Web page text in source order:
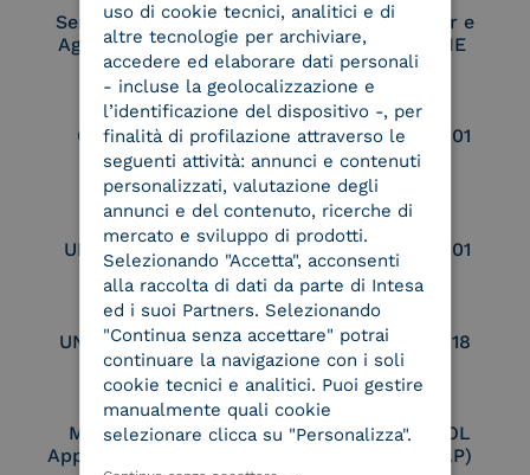
Service Provider e
Aggregatore SPID
Service Provider e
Aggregatore CIE
Conservatore
qualificato
UNI EN ISO 37001
UNI EN ISO 9001 UNI EN ISO 27001
UNI EN ISO 27017 UNI EN ISO 27018
Membro Adobe
Approved Trust List
Certified PEPPOL
Access Point (AP)
uso di cookie tecnici, analitici e di
altre tecnologie per archiviare,
accedere ed elaborare dati personali
- incluse la geolocalizzazione e
l’identificazione del dispositivo -, per
finalità di profilazione attraverso le
seguenti attività: annunci e contenuti
personalizzati, valutazione degli
annunci e del contenuto, ricerche di
mercato e sviluppo di prodotti.
Selezionando "Accetta", acconsenti
alla raccolta di dati da parte di Intesa
ed i suoi Partners. Selezionando
"Continua senza accettare" potrai
continuare la navigazione con i soli
cookie tecnici e analitici. Puoi gestire
manualmente quali cookie
selezionare clicca su "Personalizza".